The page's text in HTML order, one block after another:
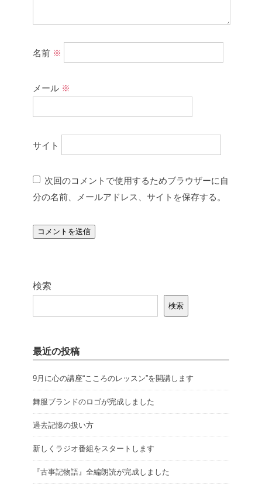
名前 ※
メール ※
サイト
次回のコメントで使用するためブラウザーに自
分の名前、メールアドレス、サイトを保存する。
検索
検索
最近の投稿
9月に心の講座“こころのレッスン”を開講します
舞服ブランドのロゴが完成しました
過去記憶の扱い方
新しくラジオ番組をスタートします
『古事記物語』全編朗読が完成しました